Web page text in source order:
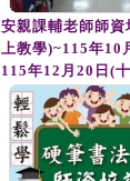
安親課輔老師師資
上教學)~115年10
115年12月20日(